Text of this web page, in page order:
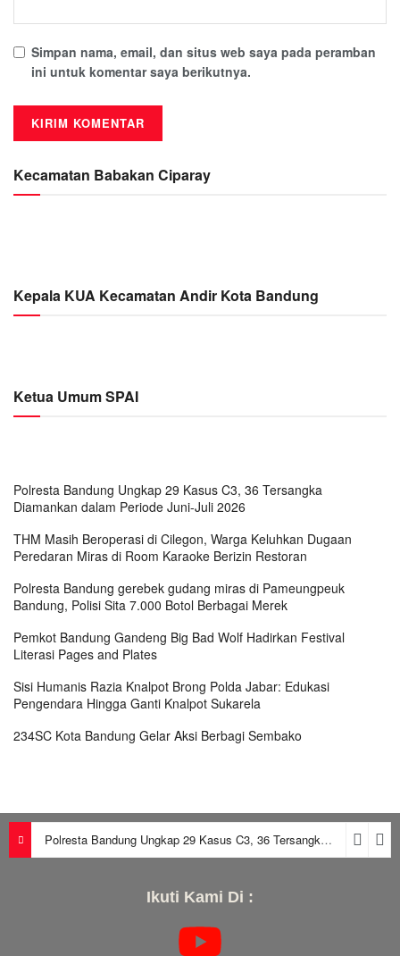
Simpan nama, email, dan situs web saya pada peramban
ini untuk komentar saya berikutnya.
Kecamatan Babakan Ciparay
Kepala KUA Kecamatan Andir Kota Bandung
Ketua Umum SPAI
Polresta Bandung Ungkap 29 Kasus C3, 36 Tersangka
Diamankan dalam Periode Juni-Juli 2026
THM Masih Beroperasi di Cilegon, Warga Keluhkan Dugaan
Peredaran Miras di Room Karaoke Berizin Restoran
Polresta Bandung gerebek gudang miras di Pameungpeuk
Bandung, Polisi Sita 7.000 Botol Berbagai Merek
Pemkot Bandung Gandeng Big Bad Wolf Hadirkan Festival
Literasi Pages and Plates
Sisi Humanis Razia Knalpot Brong Polda Jabar: Edukasi
Pengendara Hingga Ganti Knalpot Sukarela
234SC Kota Bandung Gelar Aksi Berbagi Sembako
Polresta Bandung Ungkap 29 Kasus C3, 36 Tersangka Diamankan dalam Periode Juni-Juli 2026
Ikuti Kami Di :